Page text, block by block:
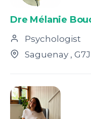
Dre Mélanie
Psychologist
Saguenay , G7J